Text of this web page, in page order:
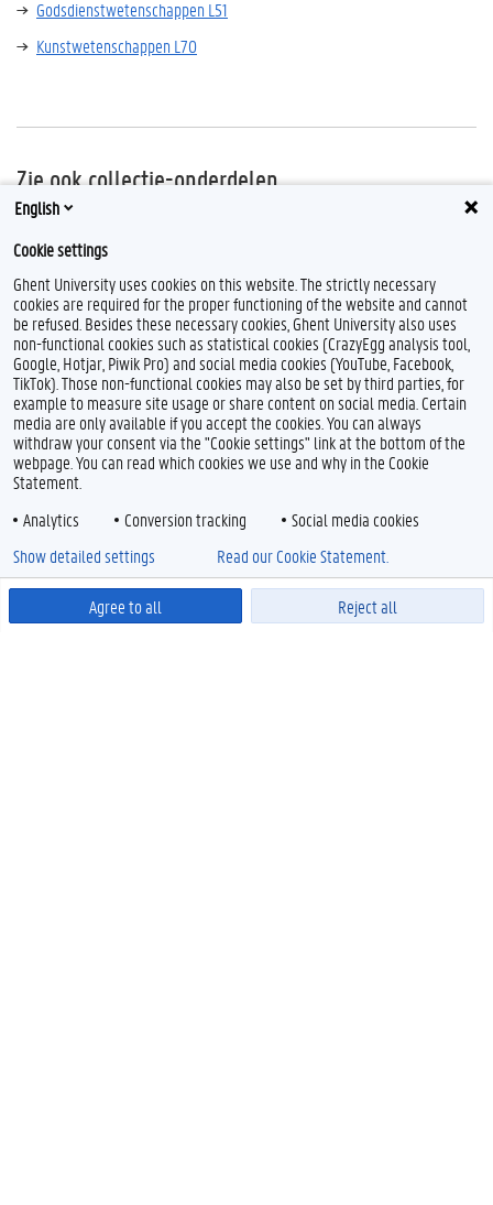
Godsdienstwetenschappen L51
Kunstwetenschappen L70
Zie ook collectie-onderdelen
(klik op de link om de werken uit deze rubriek in de catalogus te zien)
Nieuwegeschiedenis
English
Cookie settings
Ghent University uses cookies on this website. The strictly necessary
cookies are required for the proper functioning of the website and cannot
be refused. Besides these necessary cookies, Ghent University also uses
non-functional cookies such as statistical cookies (CrazyEgg analysis tool,
Google, Hotjar, Piwik Pro) and social media cookies (YouTube, Facebook,
TikTok). Those non-functional cookies may also be set by third parties, for
example to measure site usage or share content on social media. Certain
media are only available if you accept the cookies. You can always
withdraw your consent via the "Cookie settings" link at the bottom of the
webpage. You can read which cookies we use and why in the Cookie
Statement.
Analytics
Conversion tracking Social media cookies
Agree to all Reject all
Show detailed settings Read our Cookie Statement.